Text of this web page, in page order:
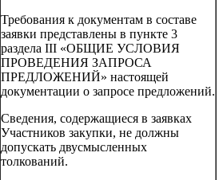
Требования к документам в составе
заявки представлены в пункте 3
раздела III «ОБЩИЕ УСЛОВИЯ
ПРОВЕДЕНИЯ ЗАПРОСА
ПРЕДЛОЖЕНИЙ» настоящей
документации о запросе предложений.
Сведения, содержащиеся в заявках
Участников закупки, не должны
допускать двусмысленных
толкований.